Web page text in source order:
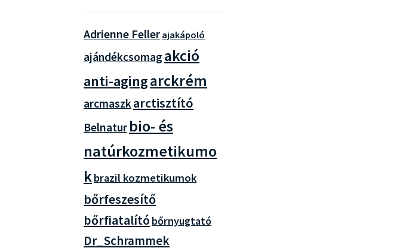
Adrienne Feller ajakápoló
ajándékcsomag akció
anti-agingarckrém
arcmaszkarctisztító
Belnatur bio- és
natúrkozmetikumo
kbrazil kozmetikumok
bőrfeszesítő
bőrfiatalító bőrnyugtató
Dr_Schrammek